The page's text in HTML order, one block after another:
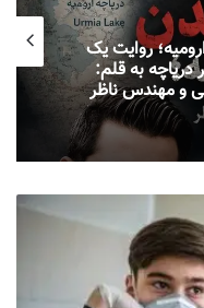
پشت پرده خشک شدن دریاچه ارومیه؛ روایت یک
مهندس ناظر از پروژه‌ای در بستر دریاچه به قلم:
و مهندس ناظر